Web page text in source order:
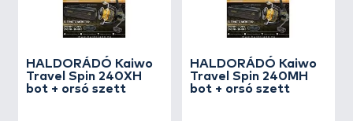
HALDORÁDÓ Kaiwo
Travel Spin 240XH
bot + orsó szett
HALDORÁDÓ Kaiwo
Travel Spin 240MH
bot + orsó szett